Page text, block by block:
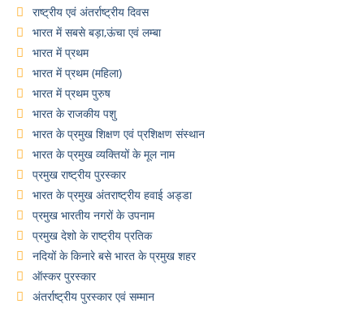
राष्ट्रीय एवं अंतर्राष्ट्रीय दिवस
भारत में सबसे बड़ा,ऊंचा एवं लम्बा
भारत में प्रथम
भारत में प्रथम (महिला)
भारत में प्रथम पुरुष
भारत के राजकीय पशु
भारत के प्रमुख शिक्षण एवं प्रशिक्षण संस्थान
भारत के प्रमुख व्यक्तियों के मूल नाम
प्रमुख राष्ट्रीय पुरस्कार
भारत के प्रमुख अंतराष्ट्रीय हवाई अड्डा
प्रमुख भारतीय नगरों के उपनाम
प्रमुख देशो के राष्ट्रीय प्रतिक
नदियों के किनारे बसे भारत के प्रमुख शहर
ऑस्कर पुरस्कार
अंतर्राष्ट्रीय पुरस्कार एवं सम्मान